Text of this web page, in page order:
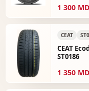
1 300
CEAT
CEAT
ST0186
1 350